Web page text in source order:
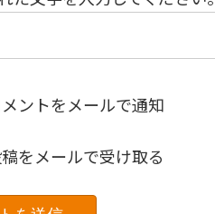
ントをメールで通知
をメールで受け取る